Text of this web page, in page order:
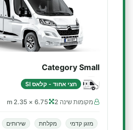
Category Small
חצי אחוד - קלאס SI
מקומות שינה 2 6.75 × 2.35 m
מזגן קדמי מקלחת
שירותים